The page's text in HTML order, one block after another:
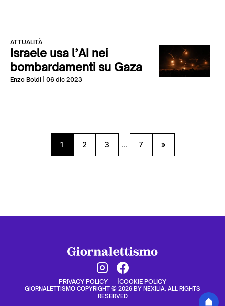
ATTUALITÀ
Israele usa l’AI nei
bombardamenti su Gaza
Enzo Boldi | 06 dic 2023
1 2 3 ... 7 »
PRIVACY POLICY COOKIE POLICY
GIORNALETTISMO COPYRIGHT © 2026 BY NEXILIA. ALL RIGHTS
RESERVED